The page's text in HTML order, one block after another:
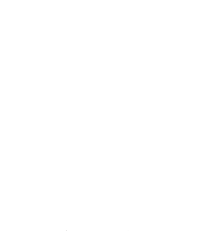
ある株式会社心美（北海道札幌市）